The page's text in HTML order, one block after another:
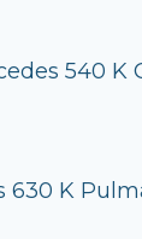
540 K
630 K